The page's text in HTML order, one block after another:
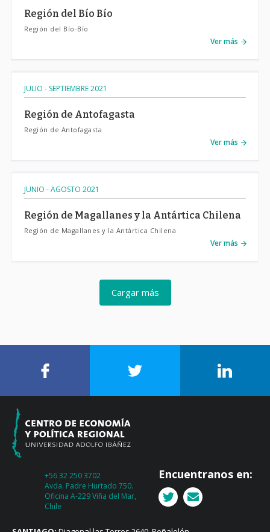
Región del Bío Bío
Región del Bío-Bío
Ver más
JULIO - SEPTIEMBRE 2021
Región de Antofagasta
Región de Antofagasta
Ver más
JUNIO - AGOSTO 2021
Región de Magallanes y la Antártica Chilena
Región de Magallanes y la Antártica Chilena
Ver más
Cargar más
+56 32 250 3702
Avda. Padre Hurtado 750.
Oficina A-229 Viña del Mar,
Chile
Encuentranos en: